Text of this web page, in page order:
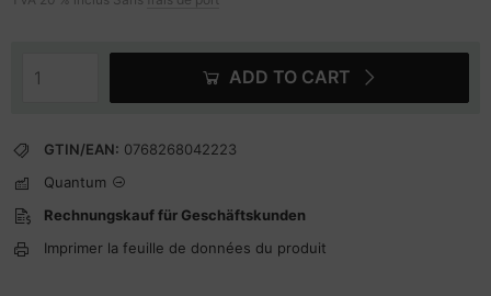
ADD TO CART
GTIN/EAN: 0768268042223
Quantum
Rechnungskauf für Geschäftskunden
Imprimer la feuille de données du produit